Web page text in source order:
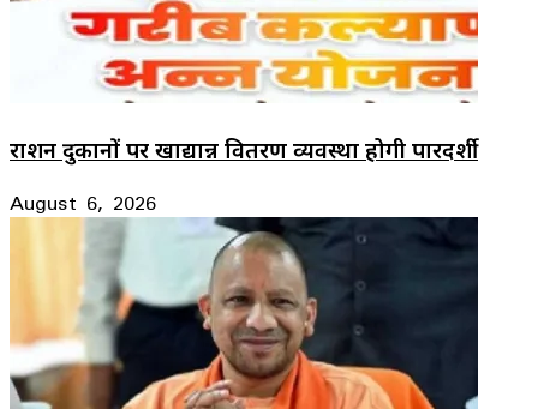
राशन दुकानों पर खाद्यान्न वितरण व्यवस्था होगी पारदर्शी
August 6, 2026